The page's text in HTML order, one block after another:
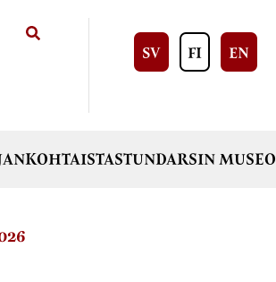
SV FI EN
STUNDARSIN MUSEO